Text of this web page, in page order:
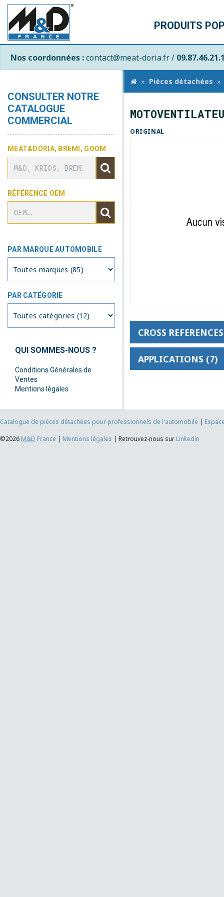
PRODUITS
Nos coordonnées :contact@meat-doria.fr /
CONSULTER NOTRE
CATALOGUE
COMMERCIAL
MEAT&DORIA, BREMI, GOOM
RÉFÉRENCE OEM
PAR MARQUE AUTOMOBILE
PAR CATÉGORIE
QUI SOMMES-NOUS ?
Conditions Générales de
Ventes
Mentions légales
Pièces détachées
ORIGINAL
CROSS
APPLICATIONS (7)
Catalogue de pièces détachées pour professionnels de l'automobile |
©2026 M&D France | Mentions légales | Retrouvez-nous sur Linkedin